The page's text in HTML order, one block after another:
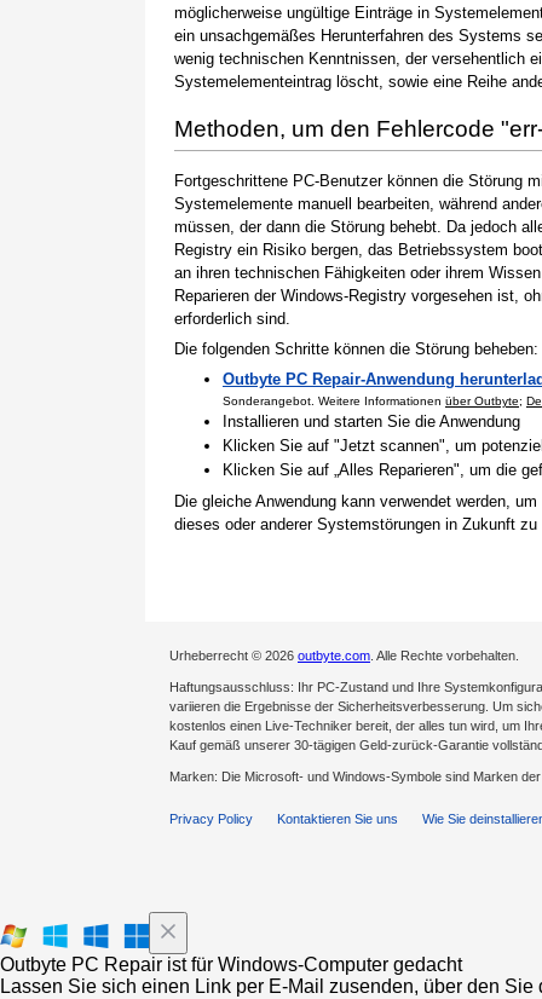
möglicherweise ungültige Einträge in
ein unsachgemäßes Herunterfahren des Systems
wenig technischen Kenntnissen, der versehentlich
Systemelementeintrag löscht, sowie eine Reihe
Methoden, um den Fehlercode
Fortgeschrittene PC-Benutzer können die Störung
Systemelemente manuell bearbeiten, während
müssen, der dann die Störung behebt. Da jedoch
Registry ein Risiko bergen, das Betriebssystem
an ihren technischen Fähigkeiten oder ihrem
Reparieren der Windows-Registry vorgesehen ist,
erforderlich sind.
Die folgenden Schritte können die Störung beheben:
Outbyte PC Repair-Anwendung
Sonderangebot. Weitere Informationen über Outbyte;
Installieren und starten Sie die Anwendung
Klicken Sie auf "Jetzt scannen", um
Klicken Sie auf „Alles Reparieren", um die
Die gleiche Anwendung kann verwendet werden,
dieses oder anderer Systemstörungen in Zukunft zu
Urheberrecht © 2026 outbyte.com . Alle Rechte vorbehalten.
Haftungsausschluss: Ihr PC-Zustand und Ihre
variieren die Ergebnisse der Sicherheitsverbesserung. Um
kostenlos einen Live-Techniker bereit, der alles tun wird, um
Kauf gemäß unserer 30-tägigen Geld-zurück-Garantie
Marken: Die Microsoft- und Windows-Symbole sind Marken
Privacy Policy Kontaktieren Sie uns Wie Sie
Outbyte PC Repair ist für Windows-Computer gedacht
Lassen Sie sich einen Link per E-Mail zusenden, über den